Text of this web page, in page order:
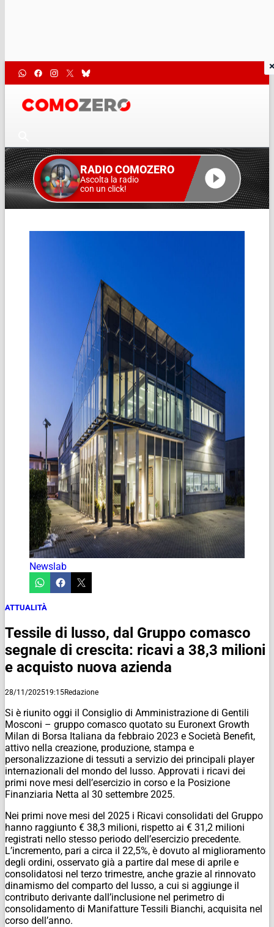
RADIO COMOZERO
Ascolta la radio
con un click!
Newslab
ATTUALITÀ
Tessile di lusso, dal Gruppo comasco
segnale di crescita: ricavi a 38,3 milioni
e acquisto nuova azienda
28/11/202519:15Redazione
Si è riunito oggi il Consiglio di Amministrazione di Gentili
Mosconi – gruppo comasco quotato su Euronext Growth
Milan di Borsa Italiana da febbraio 2023 e Società Benefit,
attivo nella creazione, produzione, stampa e
personalizzazione di tessuti a servizio dei principali player
internazionali del mondo del lusso. Approvati i ricavi dei
primi nove mesi dell’esercizio in corso e la Posizione
Finanziaria Netta al 30 settembre 2025.
Nei primi nove mesi del 2025 i Ricavi consolidati del Gruppo
hanno raggiunto € 38,3 milioni, rispetto ai € 31,2 milioni
registrati nello stesso periodo dell’esercizio precedente.
L’incremento, pari a circa il 22,5%, è dovuto al miglioramento
degli ordini, osservato già a partire dal mese di aprile e
consolidatosi nel terzo trimestre, anche grazie al rinnovato
dinamismo del comparto del lusso, a cui si aggiunge il
contributo derivante dall’inclusione nel perimetro di
consolidamento di Manifatture Tessili Bianchi, acquisita nel
corso dell’anno.